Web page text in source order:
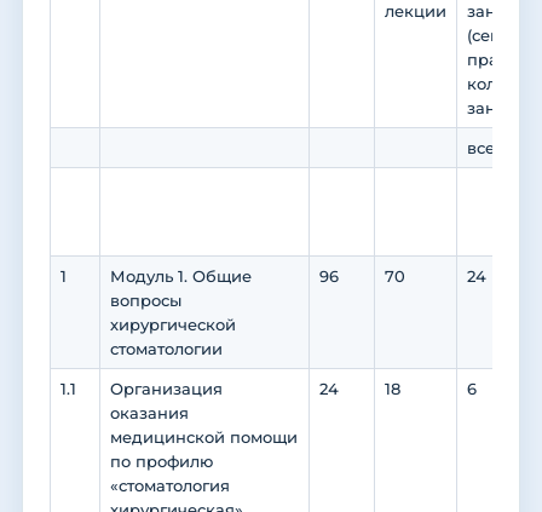
лекции
занятия
занятия)
всего
1
Модуль 1. Общие
вопросы
хирургической
стоматологии
96 70 24
1.1
Организация
оказания
медицинской помощи
по профилю
«стоматология
24 18 6